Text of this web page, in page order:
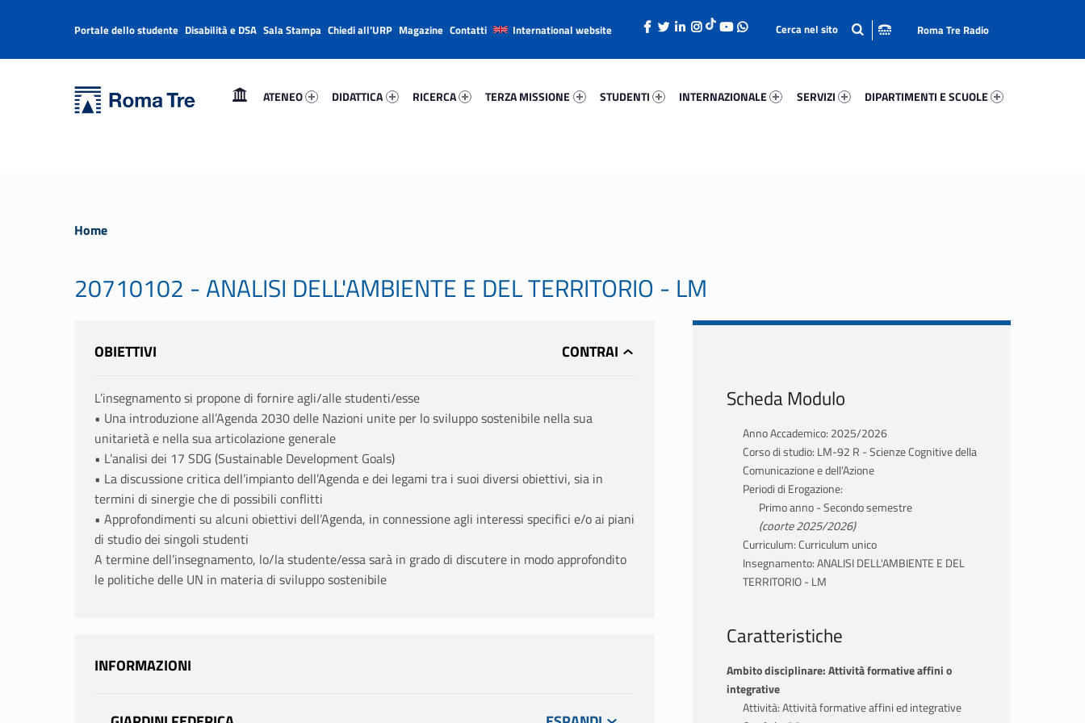
Università Roma Tre
ATENEO
DIDATTICA
RICERCA
TERZA MISSIONE
STUDENTI
INTERNAZIONALE
SERVIZI
DIPARTIMENTI E SCUOLE
Header info sidebar
Portale dello studente Disabilità e DSA Sala Stampa Chiedi all’URP Magazine Contatti International website Roma Tre Radio
Home
20710102 - ANALISI DELL'AMBIENTE E DEL TERRITORIO - LM
OBIETTIVI
L’insegnamento si propone di fornire agli/alle studenti/esse
• Una introduzione all’Agenda 2030 delle Nazioni unite per lo sviluppo sostenibile nella sua
unitarietà e nella sua articolazione generale
• L’analisi dei 17 SDG (Sustainable Development Goals)
• La discussione critica dell’impianto dell’Agenda e dei legami tra i suoi diversi obiettivi, sia in
termini di sinergie che di possibili conflitti
• Approfondimenti su alcuni obiettivi dell’Agenda, in connessione agli interessi specifici e/o ai piani
di studio dei singoli studenti
A termine dell’insegnamento, lo/la studente/essa sarà in grado di discutere in modo approfondito
le politiche delle UN in materia di sviluppo sostenibile
INFORMAZIONI
Scheda Modulo
Anno Accademico: 2025/2026
Corso di studio: LM-92 R - Scienze Cognitive della
Comunicazione e dell'Azione
Periodi di Erogazione:
Primo anno - Secondo semestre
(coorte 2025/2026)
Curriculum: Curriculum unico
Insegnamento: ANALISI DELL'AMBIENTE E DEL
TERRITORIO - LM
Caratteristiche
Ambito disciplinare: Attività formative affini o
integrative
Attività: Attività formative affini ed integrative